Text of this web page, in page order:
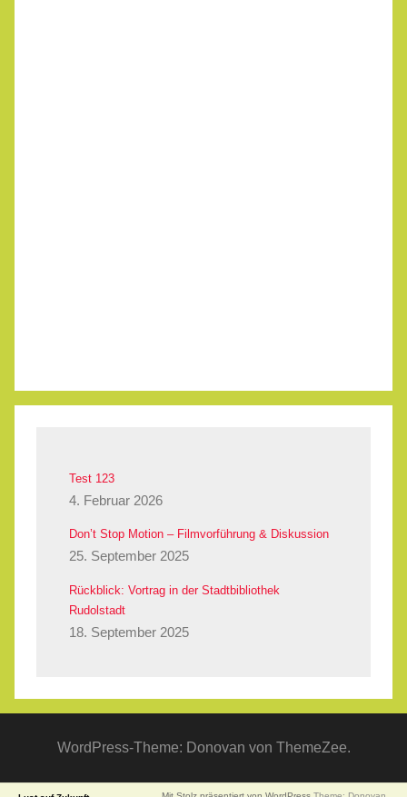
Test 123
4. Februar 2026
Don’t Stop Motion – Filmvorführung & Diskussion
25. September 2025
Rückblick: Vortrag in der Stadtbibliothek
Rudolstadt
18. September 2025
WordPress-Theme: Donovan von ThemeZee.